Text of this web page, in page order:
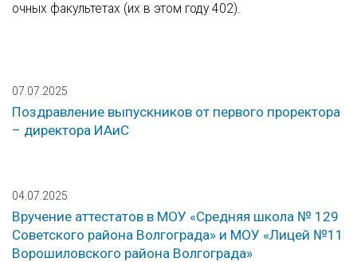
очных факультетах (их в этом году 402).
07.07.2025
Поздравление выпускников от первого проректора
– директора ИАиС
04.07.2025
Вручение аттестатов в МОУ «Средняя школа № 129
Советского района Волгограда» и МОУ «Лицей №11
Ворошиловского района Волгограда»